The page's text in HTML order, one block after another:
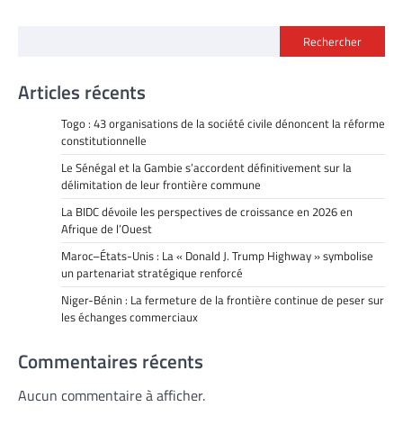
Rechercher
Articles récents
Togo : 43 organisations de la société civile dénoncent la réforme
constitutionnelle
Le Sénégal et la Gambie s’accordent définitivement sur la
délimitation de leur frontière commune
La BIDC dévoile les perspectives de croissance en 2026 en
Afrique de l’Ouest
Maroc–États-Unis : La « Donald J. Trump Highway » symbolise
un partenariat stratégique renforcé
Niger-Bénin : La fermeture de la frontière continue de peser sur
les échanges commerciaux
Commentaires récents
Aucun commentaire à afficher.